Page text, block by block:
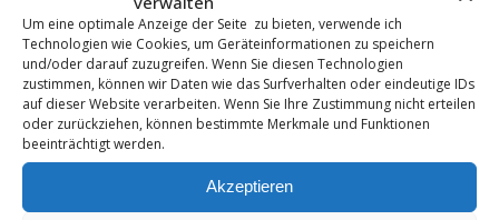
Um eine optimale Anzeige der Seite zu bieten, verwende ich
Technologien wie Cookies, um Geräteinformationen zu speichern
und/oder darauf zuzugreifen. Wenn Sie diesen Technologien
zustimmen, können wir Daten wie das Surfverhalten oder eindeutige IDs
auf dieser Website verarbeiten. Wenn Sie Ihre Zustimmung nicht erteilen
oder zurückziehen, können bestimmte Merkmale und Funktionen
beeinträchtigt werden.
Akzeptieren
Suchen
Letzte Beiträge
Die Mentale Sicherheitsarchitektur
Wettbewerbsfähigkeit